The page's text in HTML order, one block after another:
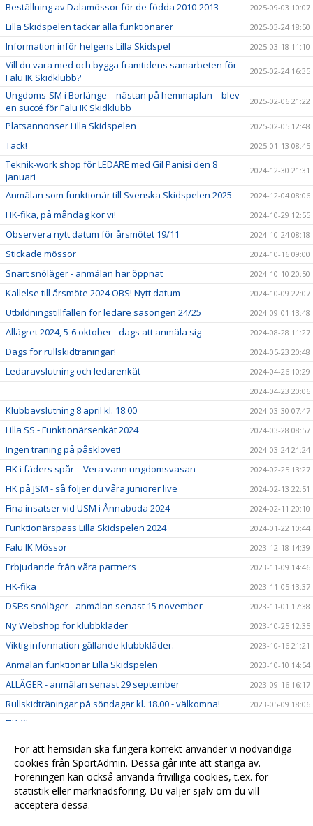
Beställning av Dalamössor för de födda 2010-2013 2025-09-03 10:07
Lilla Skidspelen tackar alla funktionärer 2025-03-24 18:50
Information inför helgens Lilla Skidspel 2025-03-18 11:10
Vill du vara med och bygga framtidens samarbeten för
Falu IK Skidklubb?
2025-02-24 16:35
Ungdoms-SM i Borlänge – nästan på hemmaplan – blev
en succé för Falu IK Skidklubb
2025-02-06 21:22
Platsannonser Lilla Skidspelen 2025-02-05 12:48
Tack! 2025-01-13 08:45
Teknik-work shop för LEDARE med Gil Panisi den 8
januari
2024-12-30 21:31
Anmälan som funktionär till Svenska Skidspelen 2025 2024-12-04 08:06
FIK-fika, på måndag kör vi! 2024-10-29 12:55
Observera nytt datum för årsmötet 19/11 2024-10-24 08:18
Stickade mössor 2024-10-16 09:00
Snart snöläger - anmälan har öppnat 2024-10-10 20:50
Kallelse till årsmöte 2024 OBS! Nytt datum 2024-10-09 22:07
Utbildningstillfällen för ledare säsongen 24/25 2024-09-01 13:48
Allägret 2024, 5-6 oktober - dags att anmäla sig 2024-08-28 11:27
Dags för rullskidträningar! 2024-05-23 20:48
Ledaravslutning och ledarenkät
2024-04-26 10:29
2024-04-23 20:06
Klubbavslutning 8 april kl. 18.00 2024-03-30 07:47
Lilla SS - Funktionärsenkät 2024 2024-03-28 08:57
Ingen träning på påsklovet! 2024-03-24 21:24
FIK i fäders spår – Vera vann ungdomsvasan 2024-02-25 13:27
FIK på JSM - så följer du våra juniorer live 2024-02-13 22:51
Fina insatser vid USM i Ånnaboda 2024 2024-02-11 20:10
Funktionärspass Lilla Skidspelen 2024 2024-01-22 10:44
Falu IK Mössor 2023-12-18 14:39
Erbjudande från våra partners 2023-11-09 14:46
FIK-fika 2023-11-05 13:37
DSF:s snöläger - anmälan senast 15 november 2023-11-01 17:38
Ny Webshop för klubbkläder 2023-10-25 12:35
Viktig information gällande klubbkläder. 2023-10-16 21:21
Anmälan funktionär Lilla Skidspelen 2023-10-10 14:54
ALLÄGER - anmälan senast 29 september 2023-09-16 16:17
Rullskidträningar på söndagar kl. 18.00 - välkomna! 2023-05-09 18:06
FIK-fika
Hög tid att välja funktionärspass 2023-01-07 08:39
Kretstävling flyttad till tis 10/1 2023 - startlistor klara! 2022-12-20 22:06
Ny hemsida för Falu IK Skidklubb 2022-06-01 13:38
För att hemsidan ska fungera korrekt använder vi nödvändiga
cookies från SportAdmin. Dessa går inte att stänga av.
Föreningen kan också använda frivilliga cookies, t.ex. för
statistik eller marknadsföring. Du väljer själv om du vill
acceptera dessa.